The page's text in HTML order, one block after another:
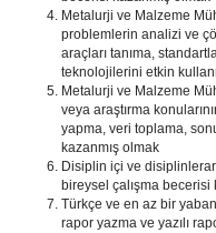
Metalurji ve Malzeme
problemlerin analizi ve
araçları tanıma,
teknolojilerini etkin
Metalurji ve Malzeme
veya araştırma
yapma, veri toplama,
kazanmış olmak
Disiplin içi ve
bireysel çalışma becerisi
Türkçe ve en az bir
rapor yazma ve yazılı